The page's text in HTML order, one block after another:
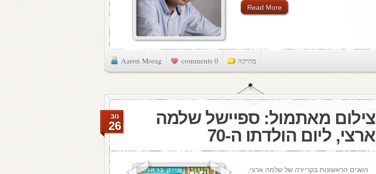
Read More
Aaron Morag 0 comments מוזיקה
צילום מאתמול: ספיישל שלמה
ארצי, ליום הולדתו ה-70
נוב
26
השנים הראשונות בקריירה של שלמה ארצי,